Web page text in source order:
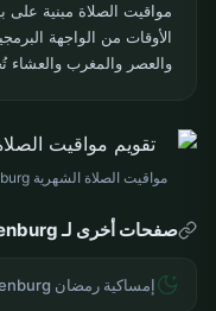
الأوقات من الواجهة
والعصر والمغرب والعشاء
مواقيت الصلاة الشهرية Aschaffenburg أغسطس 2026 — مواقيت الصلاة
صفحات أخرى لـ Aschaffenburg
إمساكية رمضان Aschaffenburg